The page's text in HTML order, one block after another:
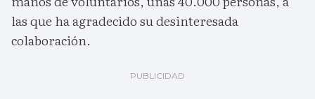
las que ha agradecido su desinteresada
colaboración.